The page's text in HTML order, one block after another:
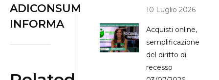
ADICONSUM
INFORMA
10 Luglio 2026
Acquisti online,
semplificazione
del diritto di
recesso